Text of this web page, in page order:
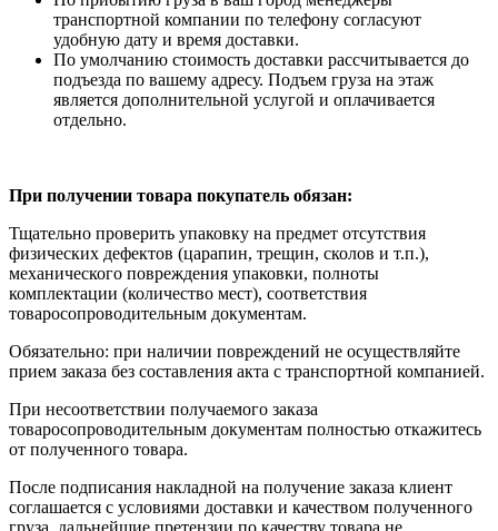
транспортной компании по телефону согласуют
удобную дату и время доставки.
По умолчанию стоимость доставки рассчитывается до
подъезда по вашему адресу. Подъем груза на этаж
является дополнительной услугой и оплачивается
отдельно.
При получении товара покупатель обязан:
Тщательно проверить упаковку на предмет отсутствия
физических дефектов (царапин, трещин, сколов и т.п.),
механического повреждения упаковки, полноты
комплектации (количество мест), соответствия
товаросопроводительным документам.
Обязательно: при наличии повреждений не осуществляйте
прием заказа без составления акта с транспортной компанией.
При несоответствии получаемого заказа
товаросопроводительным документам полностью откажитесь
от полученного товара.
После подписания накладной на получение заказа клиент
соглашается с условиями доставки и качеством полученного
груза, дальнейшие претензии по качеству товара не